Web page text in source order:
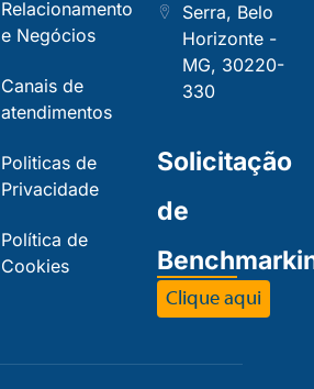
Relacionamento
e Negócios
Canais de
atendimentos
Politicas de
Privacidade
Política de
Cookies
Serra, Belo
Horizonte -
MG, 30220-
330
Solicitação
de
Clique aqui